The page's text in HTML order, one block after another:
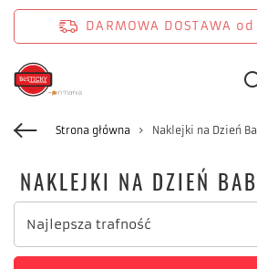
DARMOWA DOSTAWA od
Strona główna Naklejki na Dzień
NAKLEJKI NA DZIEŃ
Zmień sortowanie
Najlepsza trafność